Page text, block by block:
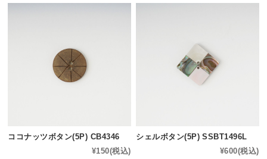
ココナッツボタン(5P) CB4346
¥150(税込)
シェルボタン(5P) SSBT1496L
¥600(税込)